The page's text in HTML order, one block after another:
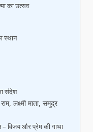
का उत्सव
स्थान
संदेश
लक्ष्मी माता, समुद्र
– विजय और प्रेम की गाथा